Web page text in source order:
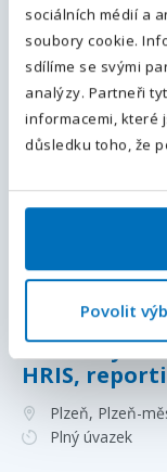
sociálních médií a
soubory cookie.
sdílíme se svými
analýzy. Partneři
informacemi, které
důsledku toho, že
Povolit
Účetní –
týmu | m/ž
Polička,
Plný úvazek
účetnictví
Praha, Hlavní
Plný úvazek
HR &
HRIS,
Plzeň, Plzeň-
Plný úvazek
Předvolba
Odesláním